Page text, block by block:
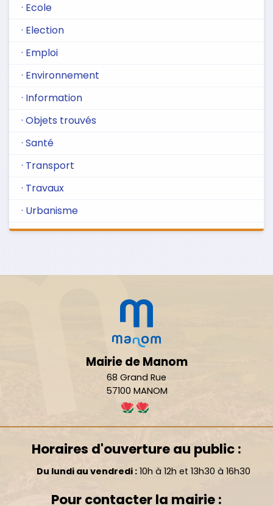
· Ecole
· Election
· Emploi
· Environnement
· Information
· Objets trouvés
· Santé
· Transport
· Travaux
· Urbanisme
Mairie de Manom
68 Grand Rue
57100 MANOM
Horaires d'ouverture au public :
Du lundi au vendredi :10h à 12h et 13h30 à 16h30
Pour contacter la mairie :